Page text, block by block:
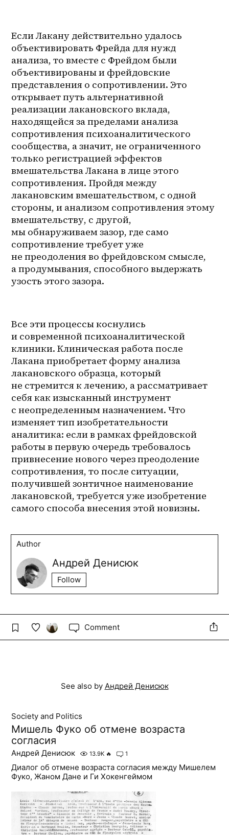
Если Лакану действительно удалось
объективировать Фрейда для нужд
анализа, то вместе с Фрейдом были
объективированы и фрейдовские
представления о сопротивлении. Это
открывает путь альтернативной
реализации лакановского вклада,
находящейся за пределами анализа
сопротивления психоаналитического
сообщества, а значит, не ограниченного
только регистрацией эффектов
вмешательства Лакана в лице этого
сопротивления. Пройдя между
лакановским вмешательством, с одной
стороны, и анализом сопротивления этому
вмешательству, с другой,
мы обнаруживаем зазор, где само
сопротивление требует уже
не преодоления во фрейдовском смысле,
а продумывания, способного выдержать
узость этого зазора.
Все эти процессы коснулись
и современной психоаналитической
клиники. Клиническая работа после
Лакана приобретает форму анализа
лакановского образца, который
не стремится к лечению, а рассматривает
себя как изысканный инструмент
с неопределенным назначением. Что
изменяет тип изобретательности
аналитика: если в рамках фрейдовской
работы в первую очередь требовалось
привнесение нового через преодоление
сопротивления, то после ситуации,
получившей зонтичное наименование
лакановской, требуется уже изобретение
самого способа внесения этой новизны.
Author
Андрей Денисюк
Follow
Comment
See also by Андрей Денисюк
Society and Politics
Мишель Фуко об отмене возраста
согласия
Андрей Денисюк 13.9K 🔥 1
Диалог об отмене возраста согласия между Мишелем
Фуко, Жаном Дане и Ги Хокенгеймом